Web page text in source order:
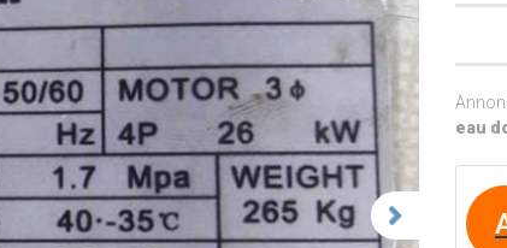
eau